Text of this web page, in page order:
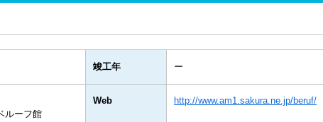
竣工年 ー
ルーフ館
Web http://www.am1.sakura.ne.jp/beruf/